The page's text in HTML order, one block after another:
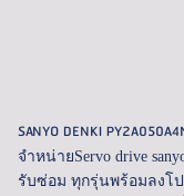
SANYO DENKI
จำหน่ายServo drive
รับซ่อม ทุกรุ่นพร้อมลงโ